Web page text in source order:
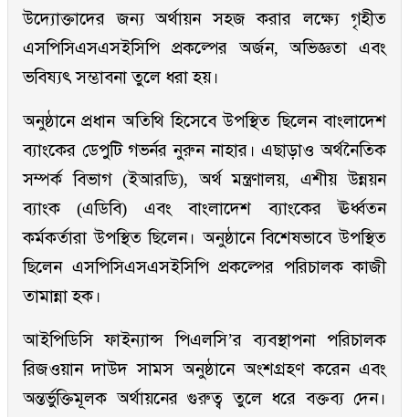
উদ্যোক্তাদের জন্য অর্থায়ন সহজ করার লক্ষ্যে গৃহীত
এসপিসিএসএসইসিপি প্রকল্পের অর্জন, অভিজ্ঞতা এবং
ভবিষ্যৎ সম্ভাবনা তুলে ধরা হয়।
অনুষ্ঠানে প্রধান অতিথি হিসেবে উপস্থিত ছিলেন বাংলাদেশ
ব্যাংকের ডেপুটি গভর্নর নুরুন নাহার। এছাড়াও অর্থনৈতিক
সম্পর্ক বিভাগ (ইআরডি), অর্থ মন্ত্রণালয়, এশীয় উন্নয়ন
ব্যাংক (এডিবি) এবং বাংলাদেশ ব্যাংকের ঊর্ধ্বতন
কর্মকর্তারা উপস্থিত ছিলেন। অনুষ্ঠানে বিশেষভাবে উপস্থিত
ছিলেন এসপিসিএসএসইসিপি প্রকল্পের পরিচালক কাজী
তামান্না হক।
আইপিডিসি ফাইন্যান্স পিএলসি’র ব্যবস্থাপনা পরিচালক
রিজওয়ান দাউদ সামস অনুষ্ঠানে অংশগ্রহণ করেন এবং
অন্তর্ভুক্তিমূলক অর্থায়নের গুরুত্ব তুলে ধরে বক্তব্য দেন।